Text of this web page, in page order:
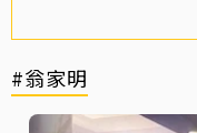
#翁家明